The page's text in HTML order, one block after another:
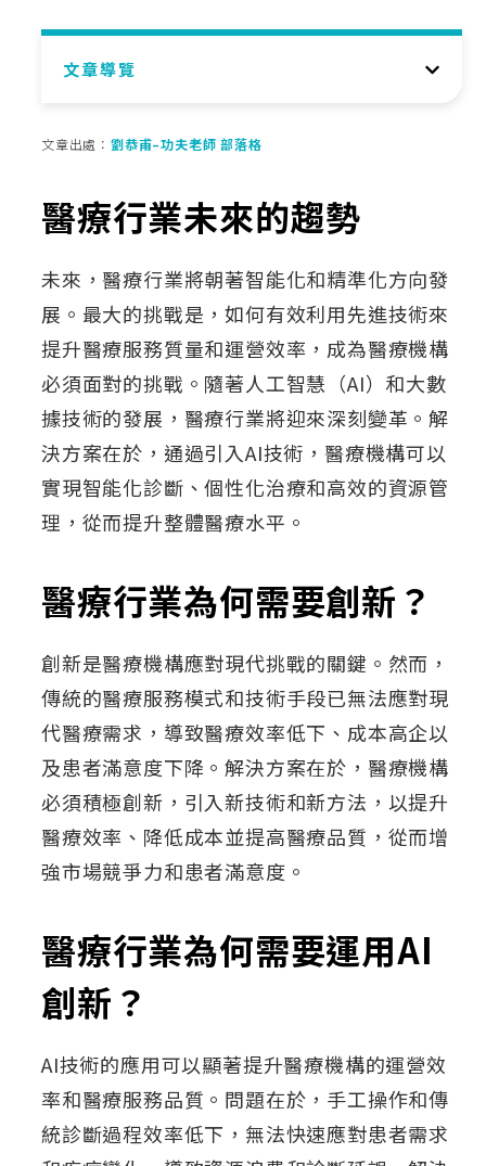
文章導覽
文章出處： 劉恭甫–功夫老師 部落格
醫療行業未來的趨勢
未來，醫療行業將朝著智能化和精準化方向發
展。最大的挑戰是，如何有效利用先進技術來
提升醫療服務質量和運營效率，成為醫療機構
必須面對的挑戰。隨著人工智慧（AI）和大數
據技術的發展，醫療行業將迎來深刻變革。解
決方案在於，通過引入AI技術，醫療機構可以
實現智能化診斷、個性化治療和高效的資源管
理，從而提升整體醫療水平。
醫療行業為何需要創新？
創新是醫療機構應對現代挑戰的關鍵。然而，
傳統的醫療服務模式和技術手段已無法應對現
代醫療需求，導致醫療效率低下、成本高企以
及患者滿意度下降。解決方案在於，醫療機構
必須積極創新，引入新技術和新方法，以提升
醫療效率、降低成本並提高醫療品質，從而增
強市場競爭力和患者滿意度。
醫療行業為何需要運用AI
創新？
AI技術的應用可以顯著提升醫療機構的運營效
率和醫療服務品質。問題在於，手工操作和傳
統診斷過程效率低下，無法快速應對患者需求